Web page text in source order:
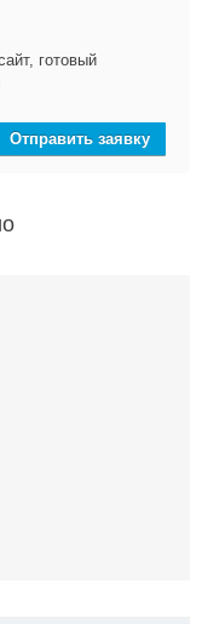
готовый
Отправить заявку